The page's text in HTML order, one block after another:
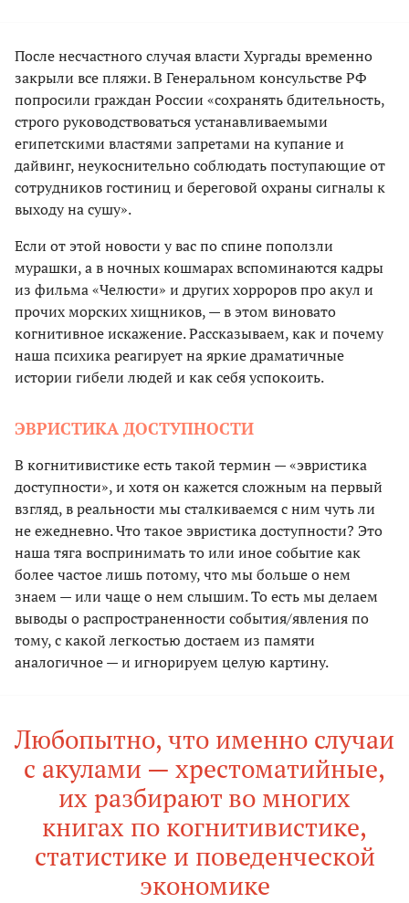
После несчастного случая власти Хургады временно
закрыли все пляжи. В Генеральном консульстве РФ
попросили граждан России «сохранять бдительность,
строго руководствоваться устанавливаемыми
египетскими властями запретами на купание и
дайвинг, неукоснительно соблюдать поступающие от
сотрудников гостиниц и береговой охраны сигналы к
выходу на сушу».
Если от этой новости у вас по спине поползли
мурашки, а в ночных кошмарах вспоминаются кадры
из фильма «Челюсти» и других хорроров про акул и
прочих морских хищников, — в этом виновато
когнитивное искажение. Рассказываем, как и почему
наша психика реагирует на яркие драматичные
истории гибели людей и как себя успокоить.
ЭВРИСТИКА ДОСТУПНОСТИ
В когнитивистике есть такой термин — «эвристика
доступности», и хотя он кажется сложным на первый
взгляд, в реальности мы сталкиваемся с ним чуть ли
не ежедневно. Что такое эвристика доступности? Это
наша тяга воспринимать то или иное событие как
более частое лишь потому, что мы больше о нем
знаем — или чаще о нем слышим. То есть мы делаем
выводы о распространенности события/явления по
тому, с какой легкостью достаем из памяти
аналогичное — и игнорируем целую картину.
Любопытно, что именно случаи
с акулами — хрестоматийные,
их разбирают во многих
книгах по когнитивистике,
статистике и поведенческой
экономике